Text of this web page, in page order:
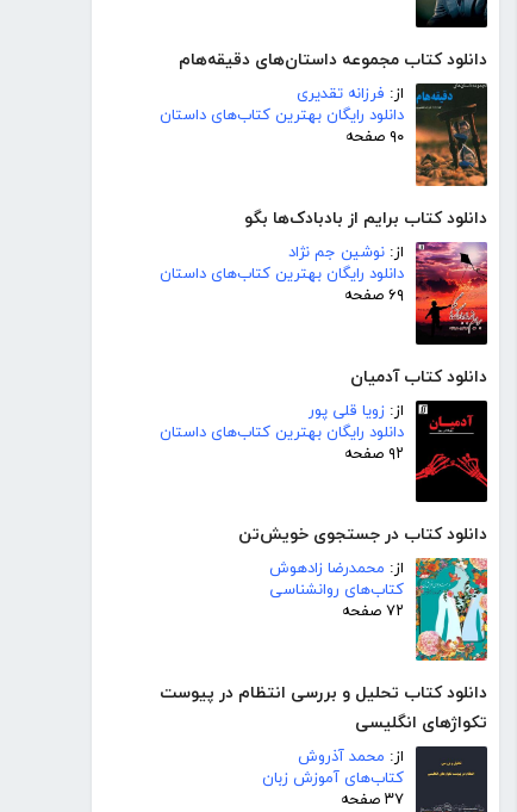
دانلود کتاب مجموعه داستان‌های دقیقه‌هام
از: فرزانه تقدیری
دانلود رایگان بهترین کتاب‌های داستان
۹۰ صفحه
دانلود کتاب برایم از بادبادک‌ها بگو
از: نوشین جم نژاد
دانلود رایگان بهترین کتاب‌های داستان
۶۹ صفحه
دانلود کتاب آدمیان
از: زویا قلی پور
دانلود رایگان بهترین کتاب‌های داستان
۹۲ صفحه
دانلود کتاب در جستجوی خویش‌تن
از: محمدرضا زادهوش
کتاب‌های روانشناسی
۷۲ صفحه
دانلود کتاب تحلیل و بررسی انتظام در پیوست
تکواژهای انگلیسی
از: محمد آذروش
کتاب‌های آموزش زبان
۳۷ صفحه